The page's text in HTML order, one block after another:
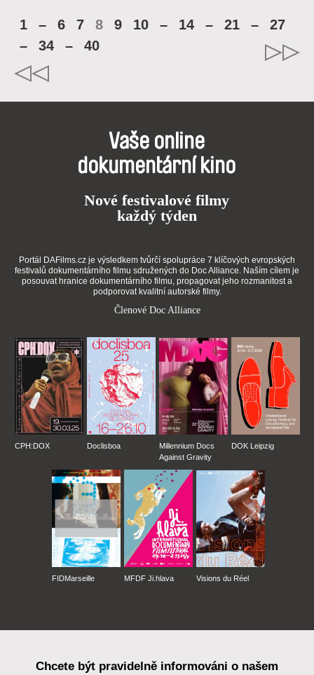
1 – 6 7 8 9 10 – 14 – 21 –
27
–
34 – 40
Vaše online
dokumentární kino
Nové festivalové filmy
každý týden
Portál DAFilms.cz je výsledkem tvůrčí spolupráce 7 klíčových evropských
festivalů dokumentárního filmu sdružených do Doc Alliance. Naším cílem je
posouvat hranice dokumentárního filmu, propagovat jeho rozmanitost a
podporovat kvalitní autorské filmy.
Členové Doc Alliance
CPH:DOX Doclisboa
Millennium Docs
Against Gravity
DOK Leipzig
FIDMarseille MFDF Ji.hlava Visions du Réel
Chcete být pravidelně informováni o našem